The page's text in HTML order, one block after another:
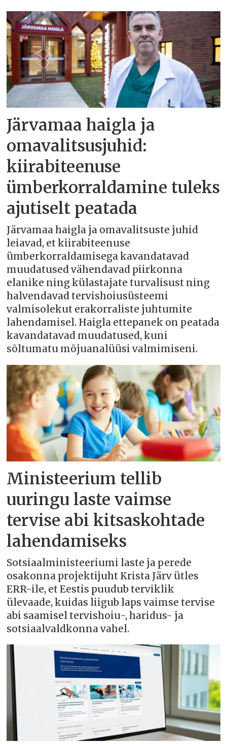
Järvamaa haigla ja
omavalitsusjuhid:
kiirabiteenuse
ümberkorraldamine tuleks
ajutiselt peatada
Järvamaa haigla ja omavalitsuste juhid
leiavad, et kiirabiteenuse
ümberkorraldamisega kavandatavad
muudatused vähendavad piirkonna
elanike ning külastajate turvalisust ning
halvendavad tervishoiusüsteemi
valmisolekut erakorraliste juhtumite
lahendamisel. Haigla ettepanek on peatada
kavandatavad muudatused, kuni
sõltumatu mõjuanalüüsi valmimiseni.
Ministeerium tellib
uuringu laste vaimse
tervise abi kitsaskohtade
lahendamiseks
Sotsiaalministeeriumi laste ja perede
osakonna projektijuht Krista Järv ütles
ERR-ile, et Eestis puudub terviklik
ülevaade, kuidas liigub laps vaimse tervise
abi saamisel tervishoiu-, haridus- ja
sotsiaalvaldkonna vahel.